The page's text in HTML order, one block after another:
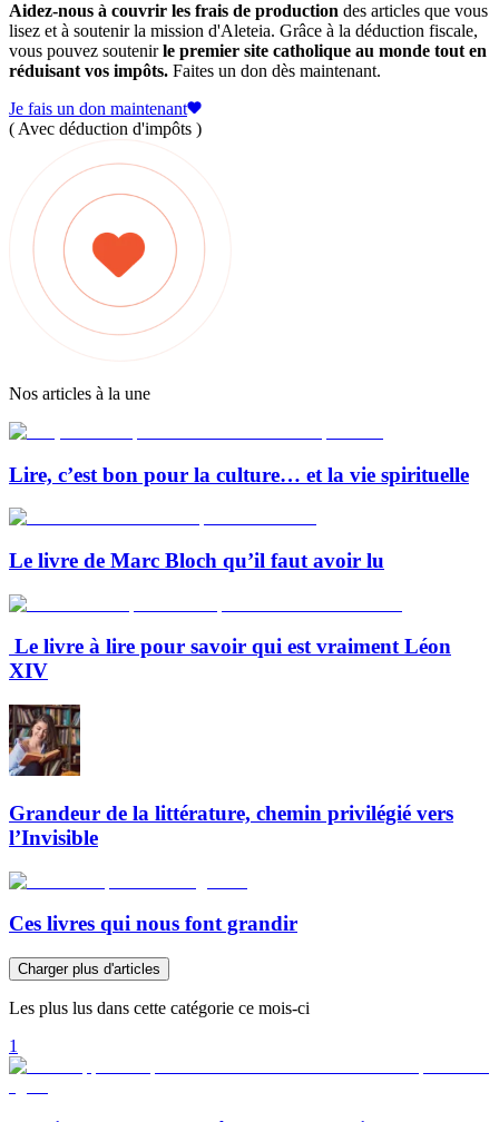
Aidez-nous à couvrir les frais de production des articles que vous
lisez et à soutenir la mission d'Aleteia. Grâce à la déduction fiscale,
vous pouvez soutenirle premier site catholique au monde tout en
réduisant vos impôts. Faites un don dès maintenant.
Je fais un don maintenant
( Avec déduction d'impôts )
Nos articles à la une
Lire, c’est bon pour la culture… et la vie spirituelle
Le livre de Marc Bloch qu’il faut avoir lu
Le livre à lire pour savoir qui est vraiment Léon
XIV
Grandeur de la littérature, chemin privilégié vers
l’Invisible
Ces livres qui nous font grandir
Charger plus d'articles
Les plus lus dans cette catégorie ce mois-ci
1